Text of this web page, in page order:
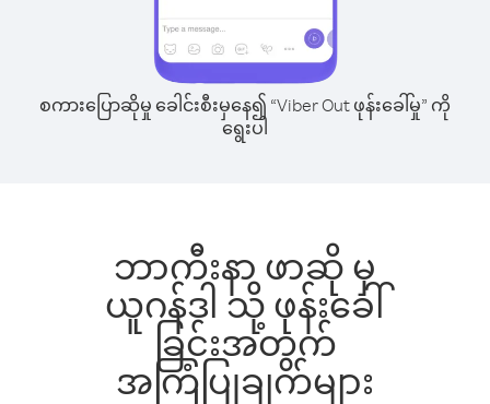
စကားပြောဆိုမှု ခေါင်းစီးမှနေ၍ “Viber Out ဖုန်းခေါ်မှု” ကို
ရွေးပါ
ဘာကီးနာ ဖာဆို မှ
ယူဂန်ဒါ သို့ ဖုန်းခေါ်
ခြင်းအတွက်
အကြံပြုချက်များ